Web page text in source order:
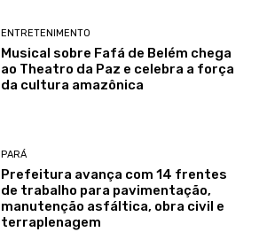
ENTRETENIMENTO
Musical sobre Fafá de Belém chega
ao Theatro da Paz e celebra a força
da cultura amazônica
PARÁ
Prefeitura avança com 14 frentes
de trabalho para pavimentação,
manutenção asfáltica, obra civil e
terraplenagem